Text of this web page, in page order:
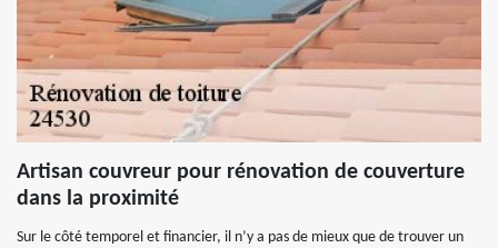
Artisan couvreur pour rénovation de couverture
dans la proximité
Sur le côté temporel et financier, il n’y a pas de mieux que de trouver un